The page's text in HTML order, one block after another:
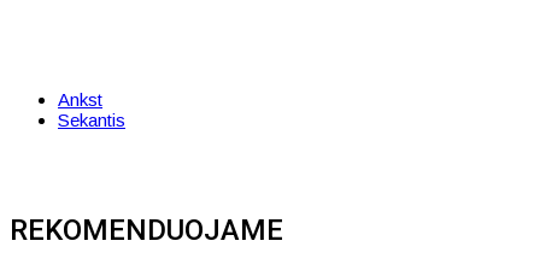
Ankst
Sekantis
REKOMENDUOJAME